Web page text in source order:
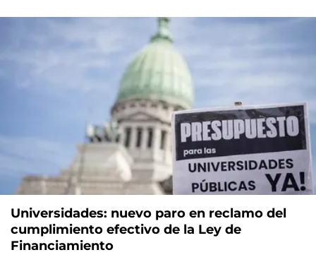
Universidades: nuevo paro en reclamo del
cumplimiento efectivo de la Ley de
Financiamiento